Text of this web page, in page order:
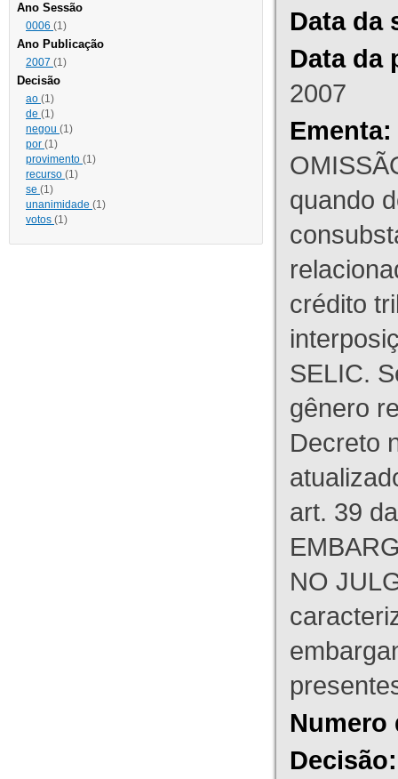
Ano Sessão
0006 (1)
Ano Publicação
2007 (1)
Decisão
ao (1)
de (1)
negou (1)
por (1)
provimento (1)
recurso (1)
se (1)
unanimidade (1)
votos (1)
Data da
Data da
2007
Ementa:
quando
crédito
SELIC.
gênero
Decreto
art. 39
NO
Numero
Decisão: